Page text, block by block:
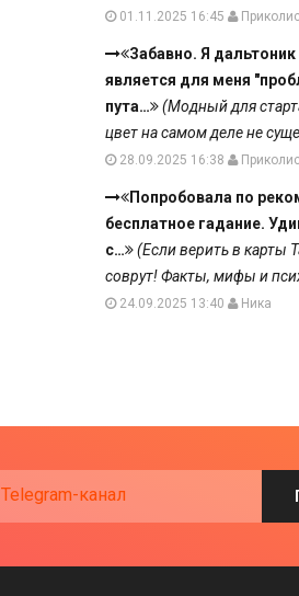
01.11.2025 16:45
Забавно. Я
является для меня
пута…
(Модный для
цвет на самом деле не
28.09.2025 16:38
Попробовала по
бесплатное гадание.
с…
(Если верить в карты
соврут! Факты, мифы и
24.09.2025 13:40 Ника
Telegram-канал